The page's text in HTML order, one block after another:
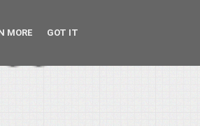
MORE GOT IT